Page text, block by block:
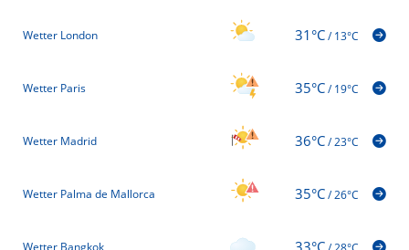
Wetter London 31°C/13°C
Wetter Paris 35°C/19°C
Wetter Madrid 36°C/23°C
Wetter Palma de Mallorca 35°C/26°C
Wetter Bangkok 33°C